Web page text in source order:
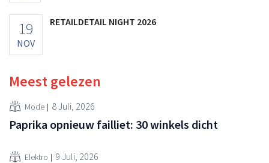
19
NOV
RETAILDETAIL NIGHT 2026
Meest gelezen
Mode 8 Juli, 2026
Paprika opnieuw failliet: 30 winkels dicht
Elektro 9 Juli, 2026